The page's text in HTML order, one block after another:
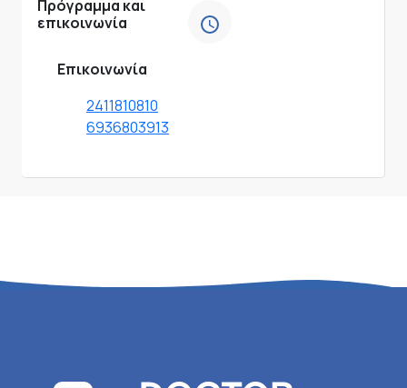
Πρόγραμμα και
επικοινωνία
Επικοινωνία
2411810810
6936803913